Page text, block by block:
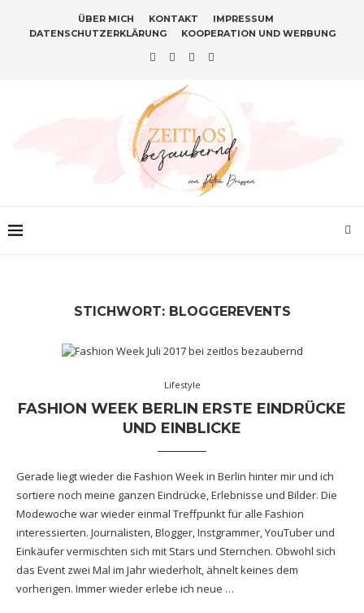
ÜBER MICH KONTAKT
IMPRESSUM
DATENSCHUTZERKLÄRUNG
KOOPERATION UND WERBUNG
STICHWORT: BLOGGEREVENTS
Lifestyle
FASHION WEEK BERLIN ERSTE EINDRÜCKE
UND EINBLICKE
Gerade liegt wieder die Fashion Week in Berlin hinter mir und ich
sortiere noch meine ganzen Eindrücke, Erlebnisse und Bilder. Die
Modewoche war wieder einmal Treffpunkt für alle Fashion
interessierten. Journalisten, Blogger, Instgrammer, YouTuber und
Einkäufer vermischten sich mit Stars und Sternchen. Obwohl sich
das Event zwei Mal im Jahr wiederholt, ähnelt keines dem
vorherigen. Immer wieder erlebe ich neue …